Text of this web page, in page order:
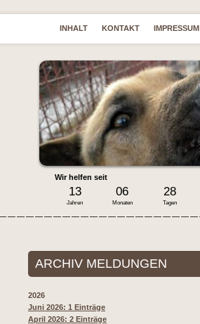
INHALT KONTAKT IMPRESSUM
Wir helfen seit
13
Jahren
06
Monaten
28
Tagen
ARCHIV MELDUNGEN
2026
Juni 2026: 1 Einträge
April 2026: 2 Einträge